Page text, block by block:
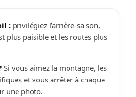
: privilégiez l’arrière-saison,
plus paisible et les routes plus
Si vous aimez la montagne, les
et vous arrêter à chaque
une photo.